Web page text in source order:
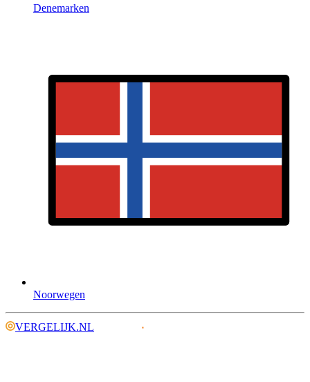
Denemarken
Noorwegen
VERGELIJK.NL